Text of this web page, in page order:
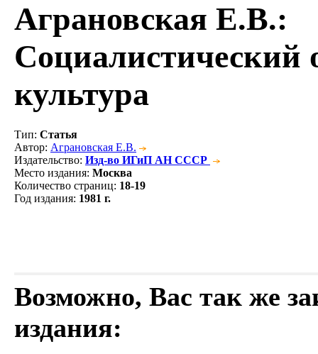
Аграновская Е.В.:
Социалистический
культура
Тип: Статья
Автор: Аграновская Е.В.
Издательство: Изд-во ИГиП АН СССР
Место издания: Москва
Количество страниц: 18-19
Год издания: 1981 г.
Возможно, Вас так же
издания: